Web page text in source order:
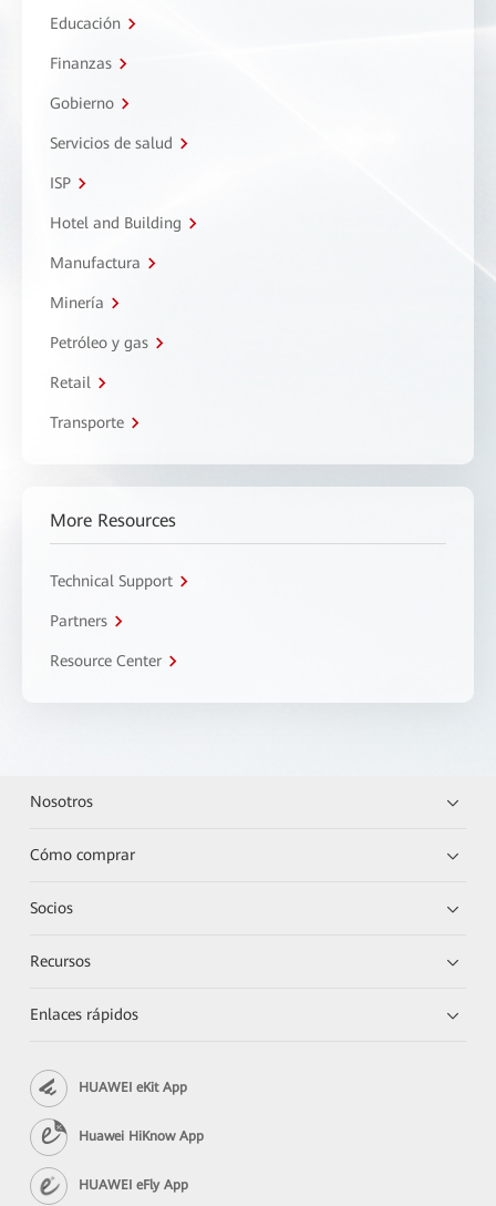
Educación
Finanzas
Gobierno
Servicios de salud
ISP
Hotel and Building
Manufactura
Minería
Petróleo y gas
Retail
Transporte
More Resources
Technical Support
Partners
Resource Center
Nosotros
Cómo comprar
Socios
Recursos
Enlaces rápidos
HUAWEI eKit App
Huawei HiKnow App
HUAWEI eFly App